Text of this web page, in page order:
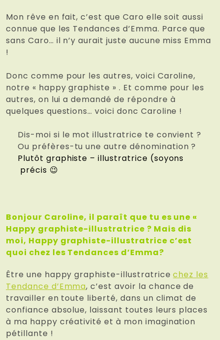
Mon rêve en fait, c’est que Caro elle soit aussi
connue que les Tendances d’Emma. Parce que
sans Caro… il n’y aurait juste aucune miss Emma
!
Donc comme pour les autres, voici Caroline,
notre « happy graphiste » . Et comme pour les
autres, on lui a demandé de répondre à
quelques questions… voici donc Caroline !
Dis-moi si le mot illustratrice te convient ?
Ou préfères-tu une autre dénomination ?
Plutôt graphiste – illustratrice (soyons
précis 😉
Bonjour Caroline, il paraît que tu es une «
Happy graphiste-illustratrice ? Mais dis
moi, Happy graphiste-illustratrice c’est
quoi chez les Tendances d’Emma?
Être une happy graphiste-illustratricechez les
Tendance d’Emma, c’est avoir la chance de
travailler en toute liberté, dans un climat de
confiance absolue, laissant toutes leurs places
à ma happy créativité et à mon imagination
pétillante !